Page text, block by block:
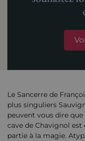
Le Sancerre de
plus singuliers
peuvent vous dire
cave de Chavignol
partie à la magie.